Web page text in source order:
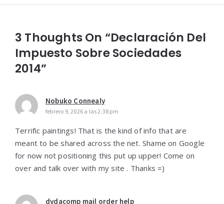
3 Thoughts On “Declaración Del
Impuesto Sobre Sociedades
2014”
Nobuko Connealy
febrero 9, 2026 a las 2:38 pm
Terrific paintings! That is the kind of info that are
meant to be shared across the net. Shame on Google
for now not positioning this put up upper! Come on
over and talk over with my site . Thanks =)
dydacomp mail order help